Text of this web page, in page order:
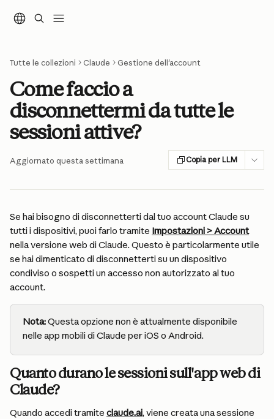
Tutte le collezioni Claude Gestione dell'account
Come faccio a
disconnettermi da tutte le
sessioni attive?
Aggiornato questa settimana Copia per LLM
Se hai bisogno di disconnetterti dal tuo account Claude su
tutti i dispositivi, puoi farlo tramite Impostazioni > Account
nella versione web di Claude. Questo è particolarmente utile
se hai dimenticato di disconnetterti su un dispositivo
condiviso o sospetti un accesso non autorizzato al tuo
account.
Nota: Questa opzione non è attualmente disponibile
nelle app mobili di Claude per iOS o Android.
Quanto durano le sessioni sull'app web di
Claude?
Quando accedi tramite claude.ai, viene creata una sessione